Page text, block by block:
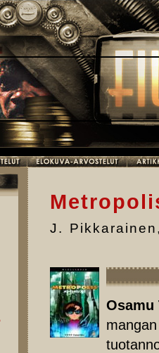
J. Pikkarainen
Osamu